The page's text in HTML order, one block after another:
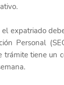
expatriado
Personal
trámite tiene